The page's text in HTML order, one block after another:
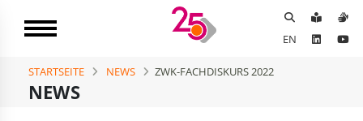
EN
NEWS
STARTSEITE NEWS ZWK-FACHDISKURS 2022